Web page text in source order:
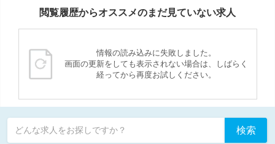
閲覧履歴からオススメのまだ見ていない求人
情報の読み込みに失敗しました。
画面の更新をしても表示されない場合は、しばらく
経ってから再度お試しください。
どんな求人をお探しですか？ 検索